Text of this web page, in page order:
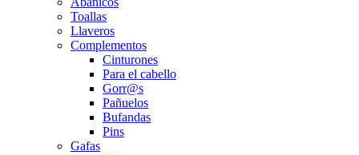
Toallas
Llaveros
Complementos
Cinturones
Para el cabello
Gorr@s
Pañuelos
Bufandas
Pins
Gafas